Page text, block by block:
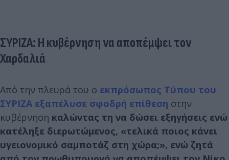
ΣΥΡΙΖΑ: Η κυβέρνηση να αποπέμψει τον
Χαρδαλιά
Από την πλευρά του ο εκπρόσωπος Τύπου του
ΣΥΡΙΖΑ εξαπέλυσε σφοδρή επίθεση στην
κυβέρνηση καλώντας τη να δώσει εξηγήσεις ενώ
κατέληξε διερωτώμενος, «τελικά ποιος κάνει
υγειονομικό σαμποτάζ στη χώρα;», ενώ ζητά